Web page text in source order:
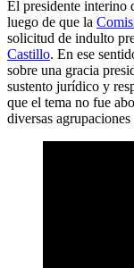
El presidente interino
luego de que la
solicitud de indulto
Castillo. En ese
sobre una gracia
sustento jurídico y
que el tema no fue
diversas